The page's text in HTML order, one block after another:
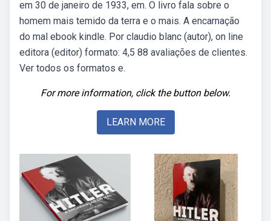
em 30 de janeiro de 1933, em. O livro fala sobre o
homem mais temido da terra e o mais. A encarnação
do mal ebook kindle. Por claudio blanc (autor), on line
editora (editor) formato: 4,5 88 avaliações de clientes.
Ver todos os formatos e.
For more information, click the button below.
LEARN MORE